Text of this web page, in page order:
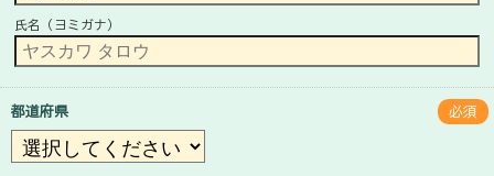
氏名（ヨミガナ）
都道府県 必須